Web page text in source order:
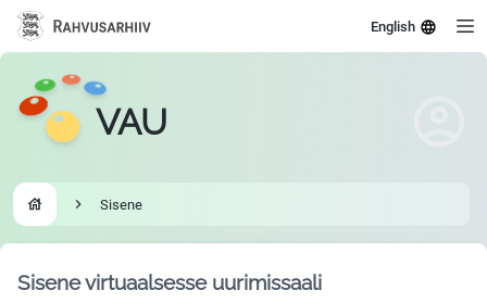
English
VAU
Go to homepage
Sisene
Sisene virtuaalsesse uurimissaali